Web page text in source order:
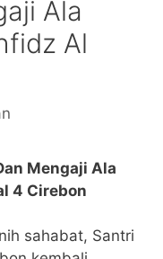
Ala
Al
Mengaji Ala
4 Cirebon
sahabat, Santri